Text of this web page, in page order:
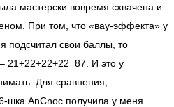
мастерски вовремя схвачена и
При том, что «вау-эффекта» у
подсчитал свои баллы, то
21+22+22+22=87. И это у
Для сравнения,
шка AnCnoc получила у меня